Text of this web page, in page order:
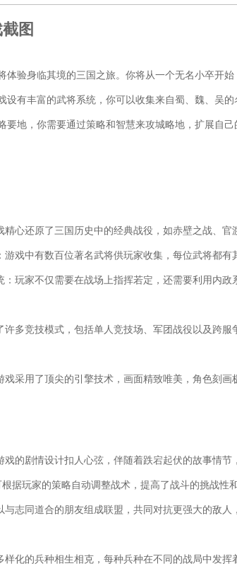
图
体验身临其境的三国之旅。你将从一个无名小卒开
设有丰富的武将系统，你可以收集来自蜀、魏、吴
要地，你需要通过策略和智慧来攻城略地，扩展自
精心还原了三国历史中的经典战役，如赤壁之战、官
游戏中有数百位著名武将供玩家收集，每位武将都有
：玩家不仅需要在战场上指挥若定，还需要利用内
许多竞技模式，包括单人竞技场、军团战役以及跨
戏采用了顶尖的引擎技术，画面精致唯美，角色刻画
戏的剧情设计扣人心弦，伴随着跌宕起伏的故事情
据玩家的策略自动调整战术，提高了战斗的挑战性
与志同道合的朋友组成联盟，共同对抗更强大的敌
样化的兵种相生相克，每种兵种在不同的战局中发